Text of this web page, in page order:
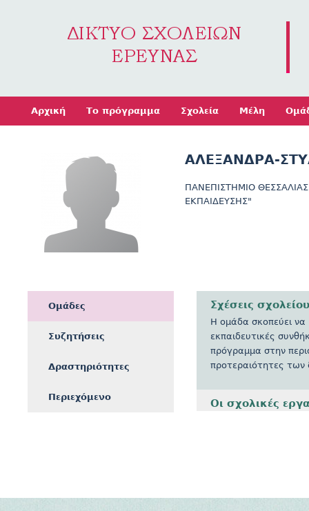
Αρχική Το πρόγραμμα Σχολεία Μέλη
ΑΛΕΞΑΝΔΡΑ-
ΠΑΝΕΠΙΣΤΗΜΙΟ ΘΕΣΣΑΛΙΑΣ
ΕΚΠΑΙΔΕΥΣΗΣ"
Ομάδες
Συζητήσεις
Δραστηριότητες
Περιεχόμενο
Σχέσεις
Η ομάδα σκοπεύει να
εκπαιδευτικές
πρόγραμμα στην
προτεραιότητες
Οι σχολικές